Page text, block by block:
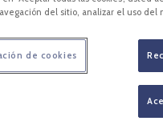
del sitio, analizar el uso del
de cookies